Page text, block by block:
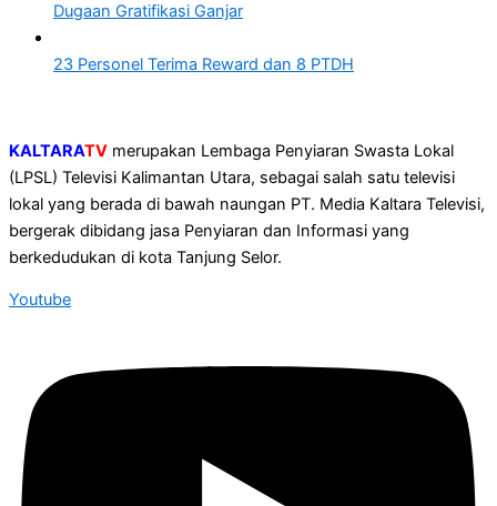
Dugaan Gratifikasi Ganjar
23 Personel Terima Reward dan 8 PTDH
KALTARATV merupakan Lembaga Penyiaran Swasta Lokal
(LPSL) Televisi Kalimantan Utara, sebagai salah satu televisi
lokal yang berada di bawah naungan PT. Media Kaltara Televisi,
bergerak dibidang jasa Penyiaran dan Informasi yang
berkedudukan di kota Tanjung Selor.
Youtube